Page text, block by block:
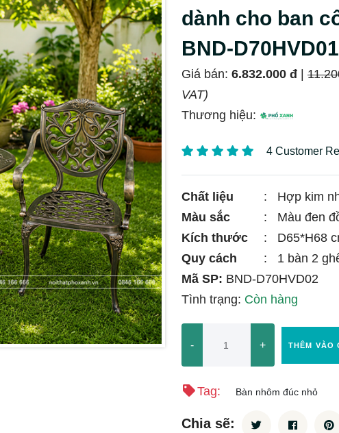
dành cho ban
BND-D70HVD01
Giá bán: 6.832.000 đ
VAT)
Thương hiệu:
4 Customer
Chất liệu :
Hợp kim
Màu sắc
:
Màu đen
Kích thước
:
D65*H68
Quy cách
:
1 bàn 2
Mã SP: BND-D70HVD02
Tình trạng: Còn hàng
- + THÊM VÀO
Tag: Bàn nhôm đúc nhỏ
Chia sẽ: